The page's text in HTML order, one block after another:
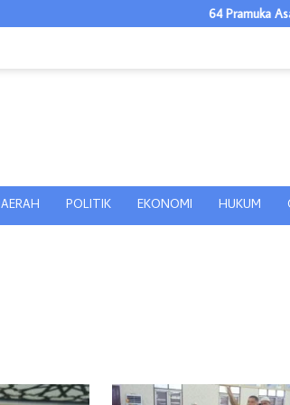
64 Pramuka Asahan
POLITIK EKONOMI HUKUM